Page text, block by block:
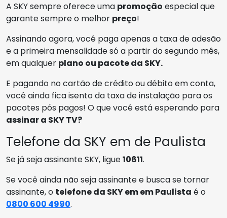
A SKY sempre oferece uma promoção especial que
garante sempre o melhor preço!
Assinando agora, você paga apenas a taxa de adesão
e a primeira mensalidade só a partir do segundo mês,
em qualquer plano ou pacote da SKY.
E pagando no cartão de crédito ou débito em conta,
você ainda fica isento da taxa de instalação para os
pacotes pós pagos! O que você está esperando para
assinar a SKY TV?
Telefone da SKY em de Paulista
Se já seja assinante SKY, ligue10611.
Se você ainda não seja assinante e busca se tornar
assinante, o telefone da SKY em em Paulista é o
0800 600 4990.